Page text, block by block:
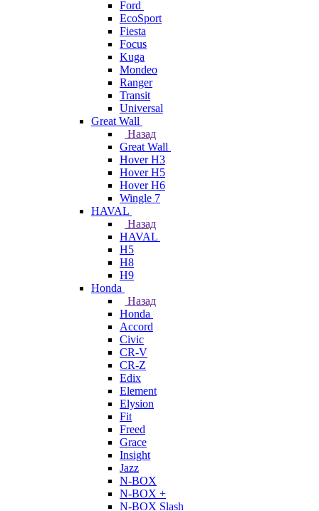
Ford
EcoSport
Fiesta
Focus
Kuga
Mondeo
Ranger
Transit
Universal
Great Wall
Назад
Great Wall
Hover H3
Hover H5
Hover H6
Wingle 7
HAVAL
Назад
HAVAL
H5
H8
H9
Honda
Назад
Honda
Accord
Civic
CR-V
CR-Z
Edix
Element
Elysion
Fit
Freed
Grace
Insight
Jazz
N-BOX
N-BOX +
N-BOX Slash